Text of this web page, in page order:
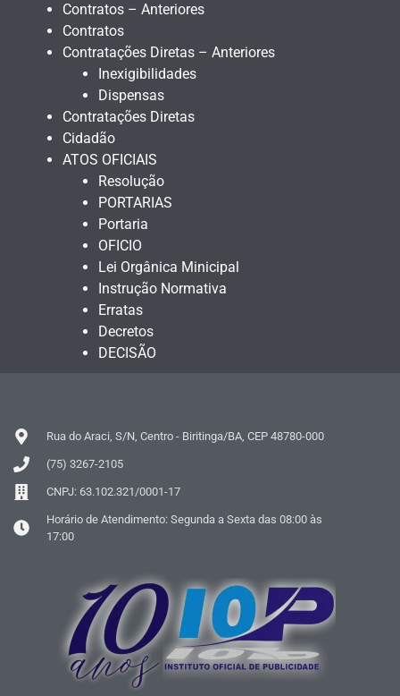
Contratos – Anteriores
Contratos
Contratações Diretas – Anteriores
Inexigibilidades
Dispensas
Contratações Diretas
Cidadão
ATOS OFICIAIS
Resolução
PORTARIAS
Portaria
OFICIO
Lei Orgânica Minicipal
Instrução Normativa
Erratas
Decretos
DECISÃO
Rua do Araci, S/N, Centro - Biritinga/BA, CEP 48780-000
(75) 3267-2105
CNPJ: 63.102.321/0001-17
Horário de Atendimento: Segunda a Sexta das 08:00 às
17:00